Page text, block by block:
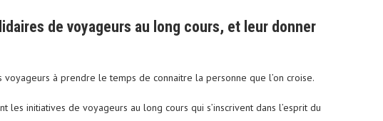
de voyageurs au long cours, et leur donner
à prendre le temps de connaitre la personne que l’on croise.
initiatives de voyageurs au long cours qui s’inscrivent dans l’esprit du